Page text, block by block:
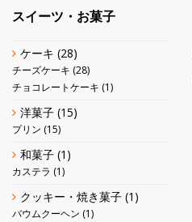
スイーツ・お菓子
ケーキ (28)
チーズケーキ (28)
チョコレートケーキ (1)
洋菓子 (15)
プリン (15)
和菓子 (1)
カステラ (1)
クッキー・焼き菓子 (1)
バウムクーヘン (1)